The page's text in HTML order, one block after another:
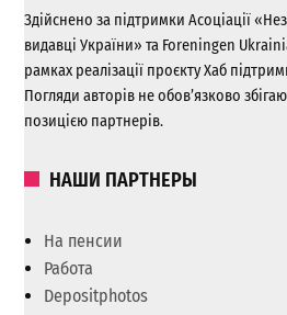
Здійснено за підтримки Асоціації
видавці України» та Foreningen
рамках реалізації проєкту Хаб
Погляди авторів не обов’язково
позицією партнерів.
НАШИ ПАРТНЕРЫ
На пенсии
Работа
Depositphotos